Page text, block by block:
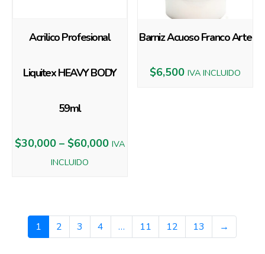
Acrilico Profesional
Liquitex HEAVY BODY
59ml
$30,000– $60,000 IVA
INCLUIDO
Barniz Acuoso Franco Arte
$6,500 IVA INCLUIDO
1 2 3 4 … 11 12 13 →